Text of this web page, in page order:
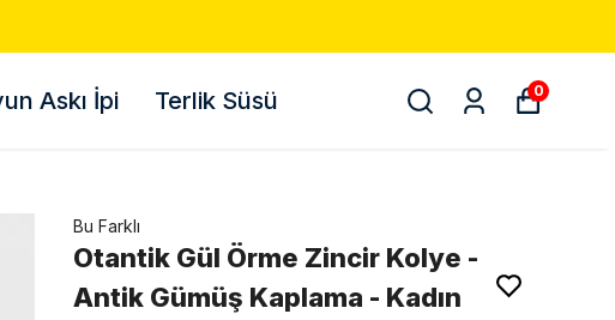
Askı İpi Terlik Süsü 0
Bu Farklı
Otantik Gül Örme Zincir Kolye -
Antik Gümüş Kaplama - Kadın